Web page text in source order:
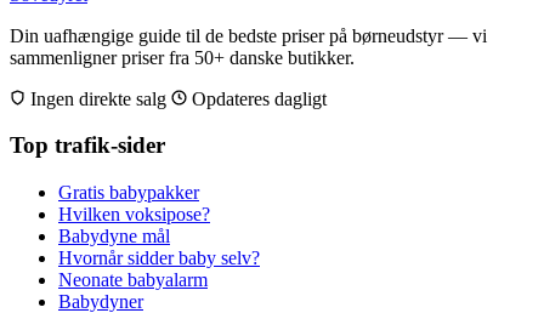
Din uafhængige guide til de bedste priser på børneudstyr — vi
sammenligner priser fra 50+ danske butikker.
Ingen direkte salg
Opdateres dagligt
Top trafik-sider
Gratis babypakker
Hvilken voksipose?
Babydyne mål
Hvornår sidder baby selv?
Neonate babyalarm
Babydyner